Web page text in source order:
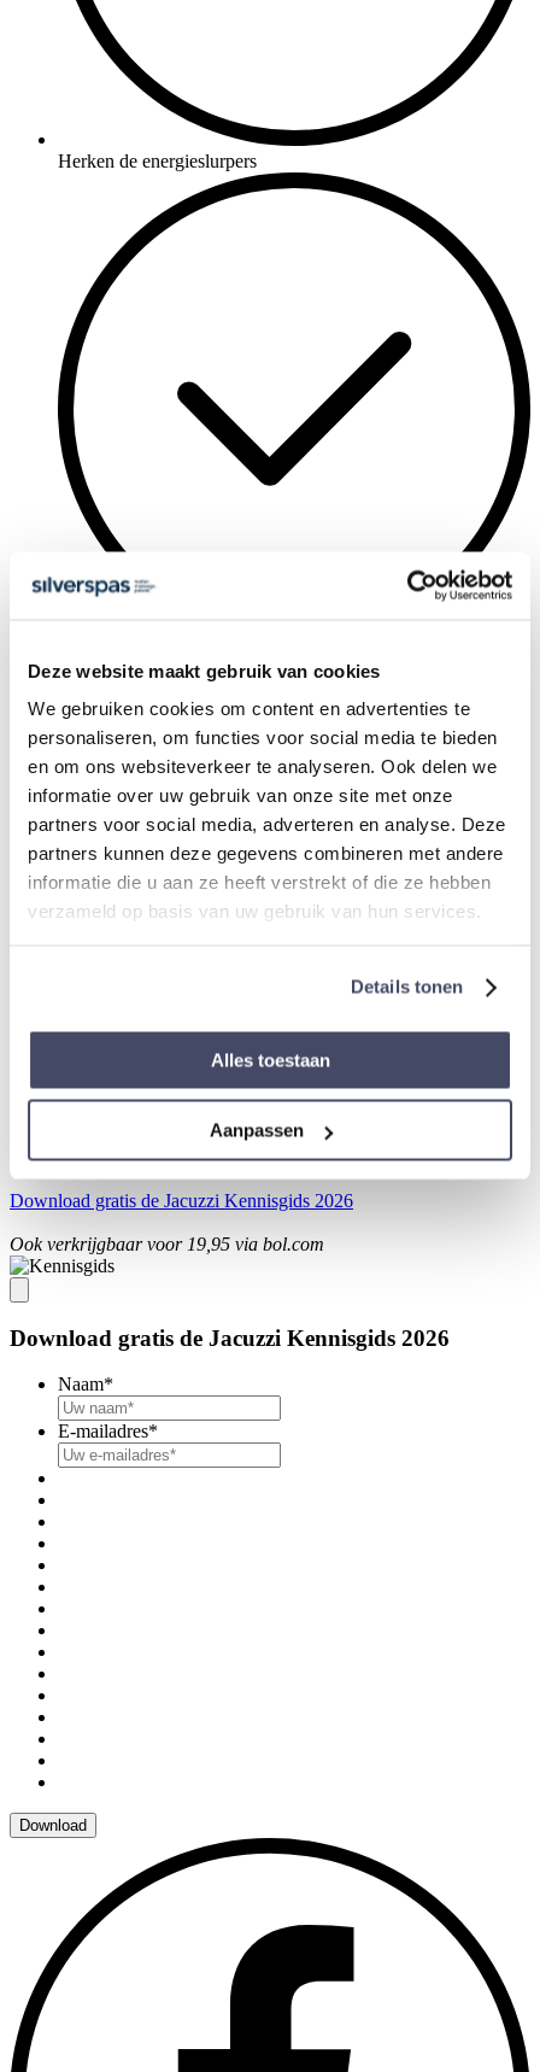
Deze website maakt gebruik van cookies
We gebruiken cookies om content en advertenties te
personaliseren, om functies voor social media te bieden
en om ons websiteverkeer te analyseren. Ook delen we
informatie over uw gebruik van onze site met onze
partners voor social media, adverteren en analyse. Deze
partners kunnen deze gegevens combineren met andere
informatie die u aan ze heeft verstrekt of die ze hebben
verzameld op basis van uw gebruik van hun services.
Details tonen
Alles toestaan
Aanpassen
Herken de energieslurpers
30 kritische vragen aan de verkoper
Meer dan 45.000x gedownload
Download gratis de Jacuzzi Kennisgids 2026
Ook verkrijgbaar voor 19,95 via bol.com
Download gratis de Jacuzzi Kennisgids 2026
Naam*
E-mailadres*